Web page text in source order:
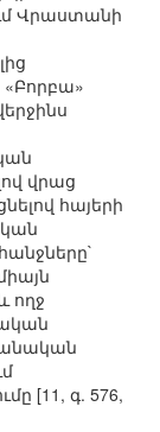
Վրաստանի
վրաց
հայերի
ողջ
[11, գ. 576,